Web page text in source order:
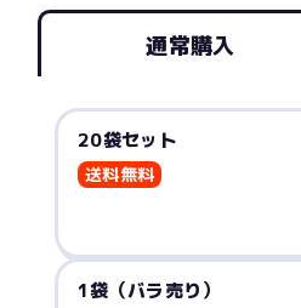
通常購入
20袋セット
送料無料
1袋（バラ売り）